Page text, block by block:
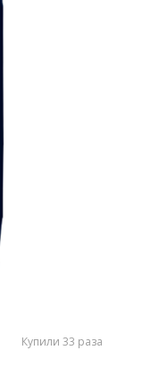
Купили 33 раза